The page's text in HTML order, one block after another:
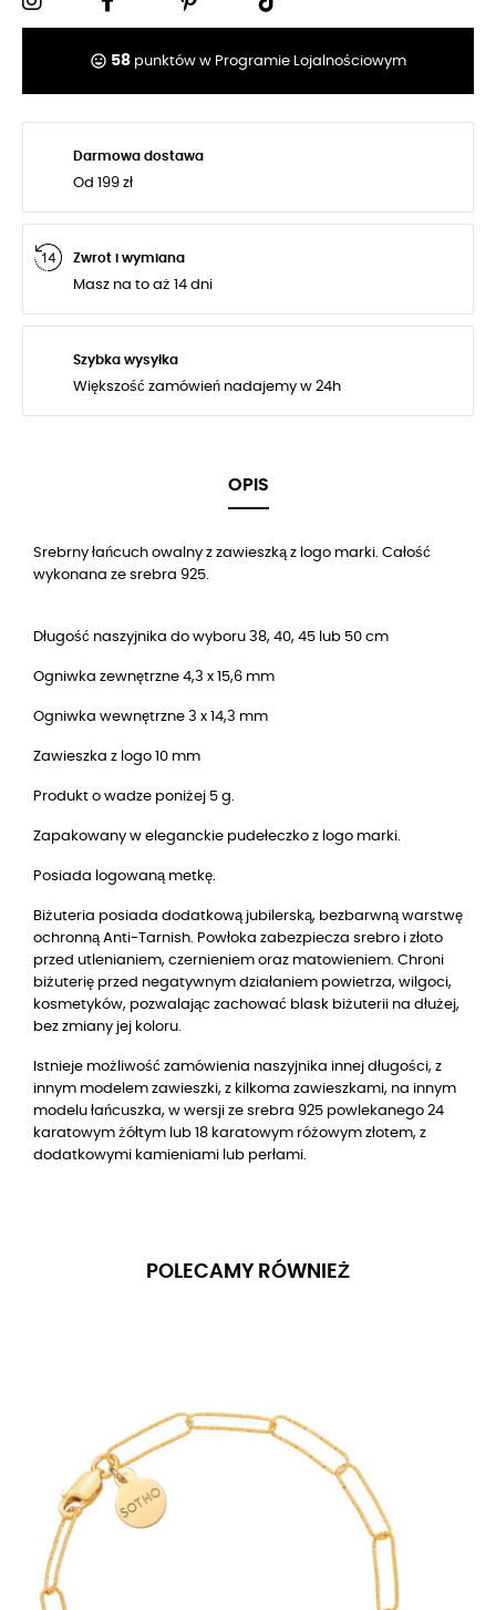
tag_faces 58 punktów w Programie Lojalnościowym
Darmowa dostawa
Od 199 zł
Zwrot i wymiana
Masz na to aż 14 dni
Szybka wysyłka
Większość zamówień nadajemy w 24h
OPIS
Srebrny łańcuch owalny z zawieszką z logo marki. Całość
wykonana ze srebra 925.
Długość naszyjnika do wyboru 38, 40, 45 lub 50 cm
Ogniwka zewnętrzne 4,3 x 15,6 mm
Ogniwka wewnętrzne 3 x 14,3 mm
Zawieszka z logo 10 mm
Produkt o wadze poniżej 5 g.
Zapakowany w eleganckie pudełeczko z logo marki.
Posiada logowaną metkę.
Biżuteria posiada dodatkową jubilerską, bezbarwną warstwę
ochronną Anti-Tarnish. Powłoka zabezpiecza srebro i złoto
przed utlenianiem, czernieniem oraz matowieniem. Chroni
biżuterię przed negatywnym działaniem powietrza, wilgoci,
kosmetyków, pozwalając zachować blask biżuterii na dłużej,
bez zmiany jej koloru.
Istnieje możliwość zamówienia naszyjnika innej długości, z
innym modelem zawieszki, z kilkoma zawieszkami, na innym
modelu łańcuszka, w wersji ze srebra 925 powlekanego 24
karatowym żółtym lub 18 karatowym różowym złotem, z
dodatkowymi kamieniami lub perłami.
POLECAMY RÓWNIEŻ